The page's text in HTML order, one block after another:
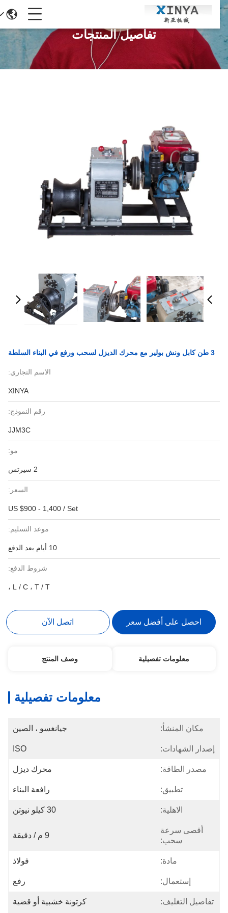
تفاصيل المنتجات
3 طن كابل ونش بولير مع محرك الديزل لسحب ورفع في البناء السلطة
الاسم التجاري:
XINYA
رقم النموذج:
JJM3C
مو:
السعر:
US $900 - 1,400 / Set
موعد التسليم:
10 أيام بعد الدفع
شروط الدفع:
L / C ، T / T ،
احصل على أفضل سعر اتصل الآن
معلومات تفصيلية وصف المنتج
معلومات تفصيلية
مكان المنشأ: جيانغسو ، الصين
إصدار الشهادات: ISO
مصدر الطاقة: محرك ديزل
تطبيق: رافعة البناء
الاهلية: 30 كيلو نيوتن
أقصى سرعة
سحب:
9 م / دقيقة
مادة: فولاذ
إستعمال: رفع
تفاصيل التغليف: كرتونة خشبية أو قضية